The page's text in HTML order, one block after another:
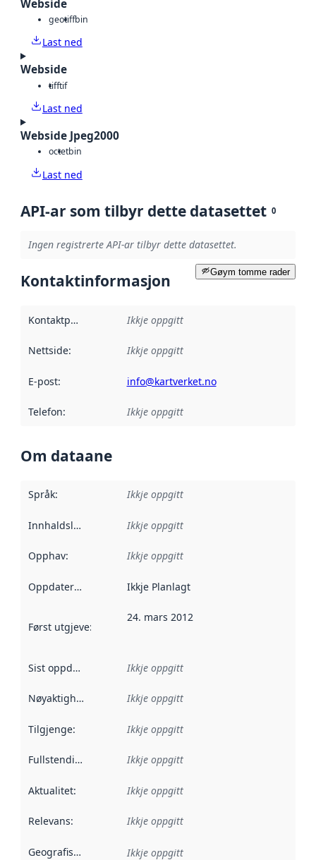
Webside
geotiffbin
Last ned
Webside
tifftif
Last ned
Webside Jpeg2000
octetbin
Last ned
API-ar som tilbyr dette datasettet 0
Ingen registrerte API-ar tilbyr dette datasettet.
Gøym tomme rader
Kontaktinformasjon
Kontaktpunkt Ikkje oppgitt
Nettside: Ikkje oppgitt
E-post: info@kartverket.no
Telefon: Ikkje oppgitt
Om dataane
Språk: Ikkje oppgitt
Innhaldsleverandørar :
Ikkje oppgitt
Opphav: Ikkje oppgitt
Oppdateringsfrekvens :
Ikkje Planlagt
Først utgjeve:
24. mars 2012
Sist oppdatert Ikkje oppgitt
Nøyaktigheit Ikkje oppgitt
Tilgjenge: Ikkje oppgitt
Fullstendigheit Ikkje oppgitt
Aktualitet: Ikkje oppgitt
Relevans: Ikkje oppgitt
Geografisk område Ikkje oppgitt